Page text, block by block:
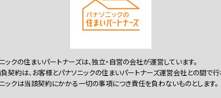
ックの住まいパートナーズは、独立・自営の会社が運営しています。
契約は、お客様とパナソニックの住まいパートナーズ運営会社との間で行
ックは当該契約にかかる一切の事項につき責任を負わないものとします。